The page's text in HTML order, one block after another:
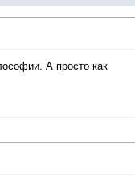
А просто как